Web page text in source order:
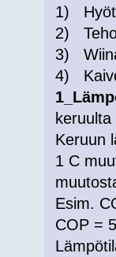
1)
2)
3)
4)
Keruun
1 C
Esim.
COP =